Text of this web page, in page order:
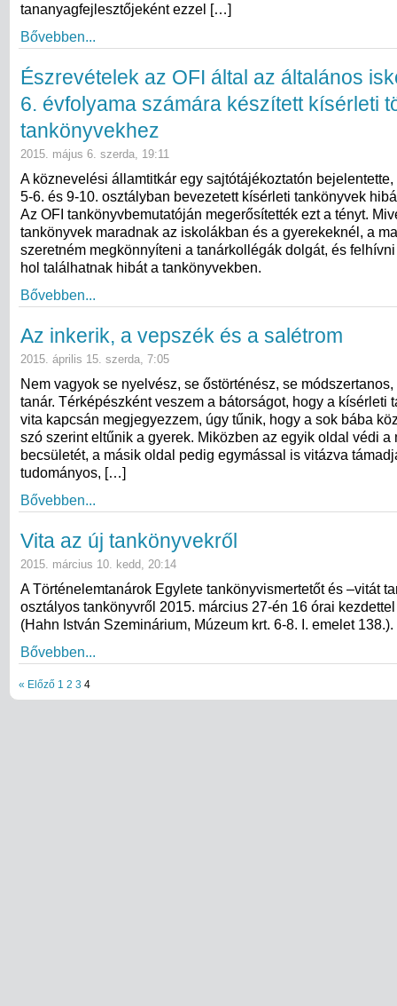
tananyagfejlesztőjeként ezzel […]
Bővebben...
Észrevételek az OFI által az általános
6. évfolyama számára készített kísérleti
tankönyvekhez
2015. május 6. szerda, 19:11
A köznevelési államtitkár egy sajtótájékoztatón bejelentette,
5-6. és 9-10. osztályban bevezetett kísérleti tankönyvek
Az OFI tankönyvbemutatóján megerősítették ezt a tényt.
tankönyvek maradnak az iskolákban és a gyerekeknél, a
szeretném megkönnyíteni a tanárkollégák dolgát, és
hol találhatnak hibát a tankönyvekben.
Bővebben...
Az inkerik, a vepszék és a salétrom
2015. április 15. szerda, 7:05
Nem vagyok se nyelvész, se őstörténész, se
tanár. Térképészként veszem a bátorságot, hogy a kísérleti
vita kapcsán megjegyezzem, úgy tűnik, hogy a sok bába
szó szerint eltűnik a gyerek. Miközben az egyik oldal védi a
becsületét, a másik oldal pedig egymással is vitázva
tudományos, […]
Bővebben...
Vita az új tankönyvekről
2015. március 10. kedd, 20:14
A Történelemtanárok Egylete tankönyvismertetőt és –vitát
osztályos tankönyvről 2015. március 27-én 16 órai
(Hahn István Szeminárium, Múzeum krt. 6-8. I. emelet 138.).
Bővebben...
« Előző 1 2 3 4